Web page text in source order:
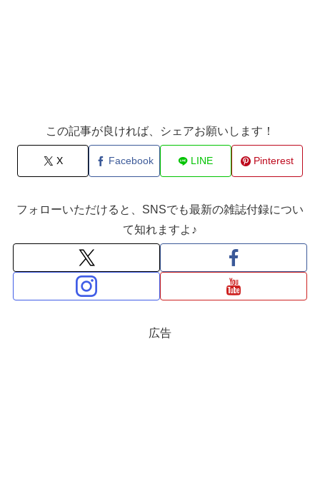
この記事が良ければ、シェアお願いします！
X Facebook LINE Pinterest
フォローいただけると、SNSでも最新の雑誌付録につい
て知れますよ♪
広告